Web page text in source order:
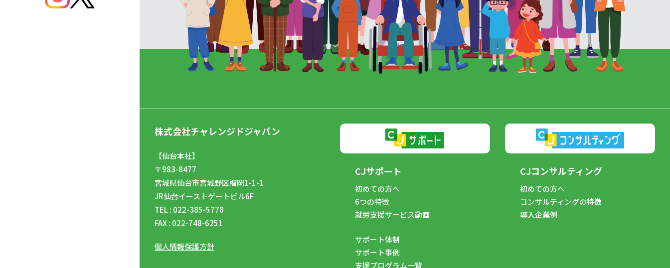
株式会社チャレンジドジャパン
【仙台本社】
〒983-8477
宮城県仙台市宮城野区榴岡1-1-1
JR仙台イーストゲートビル6F
TEL : 022-385-5778
FAX : 022-748-6251
個人情報保護方針
CJサポート
初めての方へ
6つの特徴
就労支援サービス動画
サポート体制
サポート事例
支援プログラム一覧
CJコンサルティング
初めての方へ
コンサルティングの特徴
導入企業例